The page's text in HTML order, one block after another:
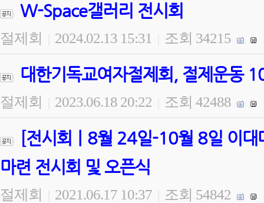
W-Space갤러리 전시회
절제회 2024.02.13 15:31 조회 34215
대한기독교여자절제회, 절제운동
절제회 2023.06.18 20:22 조회 42488
[전시회ㅣ8월 24일-10월 8일 이
마련 전시회 및 오픈식
절제회 2021.06.17 10:37 조회 54842